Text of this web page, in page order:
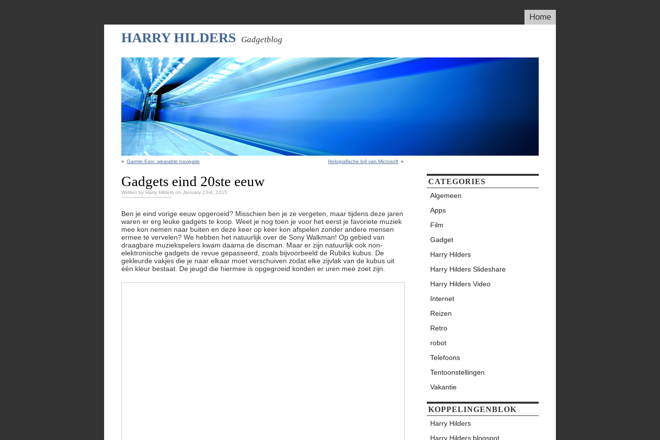
Home
HARRY HILDERS Gadgetblog
« Garmin Epix: wearable navigatie Holografische bril van Microsoft »
Gadgets eind 20ste eeuw
Written by Harry Hilders on January 23rd, 2015
Ben je eind vorige eeuw opgeroeid? Misschien ben je ze vergeten, maar tijdens deze jaren
waren er erg leuke gadgets te koop. Weet je nog toen je voor het eerst je favoriete muziek
mee kon nemen naar buiten en deze keer op keer kon afspelen zonder andere mensen
ermee te vervelen? We hebben het natuurlijk over de Sony Walkman! Op gebied van
draagbare muziekspelers kwam daarna de discman. Maar er zijn natuurlijk ook non-
elektronische gadgets de revue gepasseerd, zoals bijvoorbeeld de Rubiks kubus. De
gekleurde vakjes die je naar elkaar moet verschuiven zodat elke zijvlak van de kubus uit
één kleur bestaat. De jeugd die hiermee is opgegroeid konden er uren mee zoet zijn.
CATEGORIES
Algemeen
Apps
Film
Gadget
Harry Hilders
Harry Hilders Slideshare
Harry Hilders Video
Internet
Reizen
Retro
robot
Telefoons
Tentoonstellingen
Vakantie
KOPPELINGENBLOK
Harry Hilders
Harry Hilders blogspot